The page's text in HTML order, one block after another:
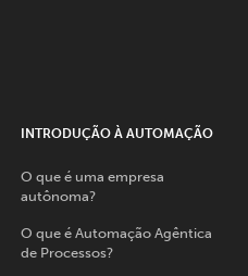
INTRODUÇÃO À AUTOMAÇÃO
O que é uma empresa
autônoma?
O que é Automação Agêntica
de Processos?